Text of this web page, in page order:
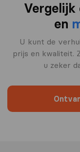
en
U kunt de
prijs en kwaliteit.
u zeker